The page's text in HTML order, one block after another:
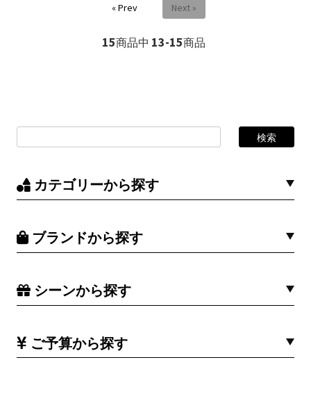
« Prev Next »
15商品中 13-15商品
カテゴリーから探す
ブランドから探す
シーンから探す
ご予算から探す